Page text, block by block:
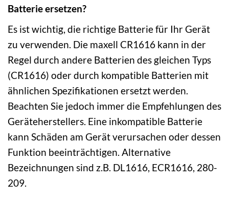
Batterie ersetzen?
Es ist wichtig, die richtige Batterie für Ihr Gerät
zu verwenden. Die maxell CR1616 kann in der
Regel durch andere Batterien des gleichen Typs
(CR1616) oder durch kompatible Batterien mit
ähnlichen Spezifikationen ersetzt werden.
Beachten Sie jedoch immer die Empfehlungen des
Geräteherstellers. Eine inkompatible Batterie
kann Schäden am Gerät verursachen oder dessen
Funktion beeinträchtigen. Alternative
Bezeichnungen sind z.B. DL1616, ECR1616, 280-
209.